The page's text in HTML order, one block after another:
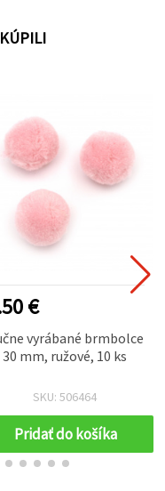
€
vyrábané brmbolce
30 mm, ružové, 10 ks
SKU: 506464
Pridať do košíka